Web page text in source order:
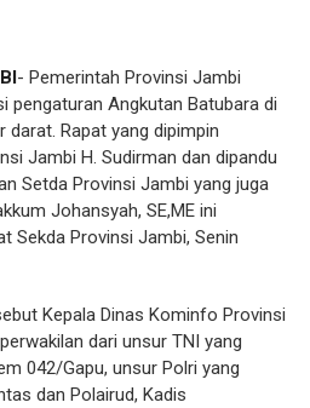
- Pemerintah Provinsi Jambi
pengaturan Angkutan Batubara di
darat. Rapat yang dipimpin
Jambi H. Sudirman dan dipandu
Setda Provinsi Jambi yang juga
Johansyah, SE,ME ini
Sekda Provinsi Jambi, Senin
Kepala Dinas Kominfo Provinsi
dari unsur TNI yang
042/Gapu, unsur Polri yang
dan Polairud, Kadis